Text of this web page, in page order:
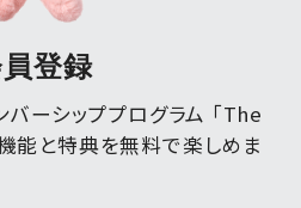
登録
ーシッププログラム 「The
能と特典を無料で楽しめま